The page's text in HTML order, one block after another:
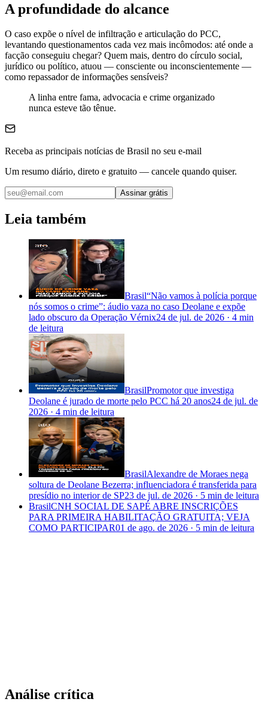
A profundidade do alcance
O caso expõe o nível de infiltração e articulação do PCC,
levantando questionamentos cada vez mais incômodos: até onde a
facção conseguiu chegar? Quem mais, dentro do círculo social,
jurídico ou político, atuou — consciente ou inconscientemente —
como repassador de informações sensíveis?
A linha entre fama, advocacia e crime organizado
nunca esteve tão tênue.
Receba as principais notícias de Brasil no seu e-mail
Um resumo diário, direto e gratuito — cancele quando quiser.
Assinar grátis
Leia também
Brasil“Não vamos à polícia porque
nós somos o crime”: áudio vaza no caso Deolane e expõe
lado obscuro da Operação Vérnix24 de jul. de 2026 · 4 min
de leitura
BrasilPromotor que investiga
Deolane é jurado de morte pelo PCC há 20 anos24 de jul. de
2026 · 4 min de leitura
BrasilAlexandre de Moraes nega
soltura de Deolane Bezerra; influenciadora é transferida para
presídio no interior de SP23 de jul. de 2026 · 5 min de leitura
BrasilCNH SOCIAL DE SAPÉ ABRE INSCRIÇÕES
PARA PRIMEIRA HABILITAÇÃO GRATUITA; VEJA
COMO PARTICIPAR01 de ago. de 2026 · 5 min de leitura
Análise crítica